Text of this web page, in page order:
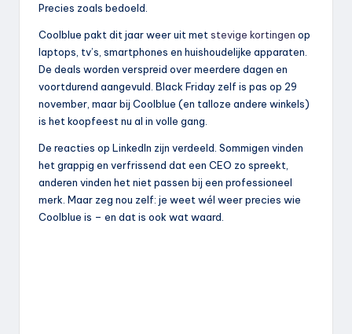
Precies zoals bedoeld.
Coolblue pakt dit jaar weer uit met stevige kortingen op
laptops, tv’s, smartphones en huishoudelijke apparaten.
De deals worden verspreid over meerdere dagen en
voortdurend aangevuld. Black Friday zelf is pas op 29
november, maar bij Coolblue (en talloze andere winkels)
is het koopfeest nu al in volle gang.
De reacties op LinkedIn zijn verdeeld. Sommigen vinden
het grappig en verfrissend dat een CEO zo spreekt,
anderen vinden het niet passen bij een professioneel
merk. Maar zeg nou zelf: je weet wél weer precies wie
Coolblue is – en dat is ook wat waard.